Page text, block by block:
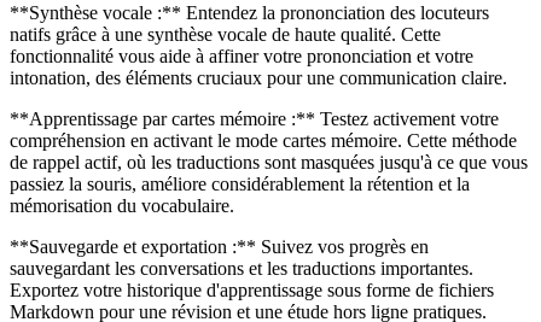
**Synthèse vocale :** Entendez la prononciation des locuteurs
natifs grâce à une synthèse vocale de haute qualité. Cette
fonctionnalité vous aide à affiner votre prononciation et votre
intonation, des éléments cruciaux pour une communication claire.
**Apprentissage par cartes mémoire :** Testez activement votre
compréhension en activant le mode cartes mémoire. Cette méthode
de rappel actif, où les traductions sont masquées jusqu'à ce que vous
passiez la souris, améliore considérablement la rétention et la
mémorisation du vocabulaire.
**Sauvegarde et exportation :** Suivez vos progrès en
sauvegardant les conversations et les traductions importantes.
Exportez votre historique d'apprentissage sous forme de fichiers
Markdown pour une révision et une étude hors ligne pratiques.